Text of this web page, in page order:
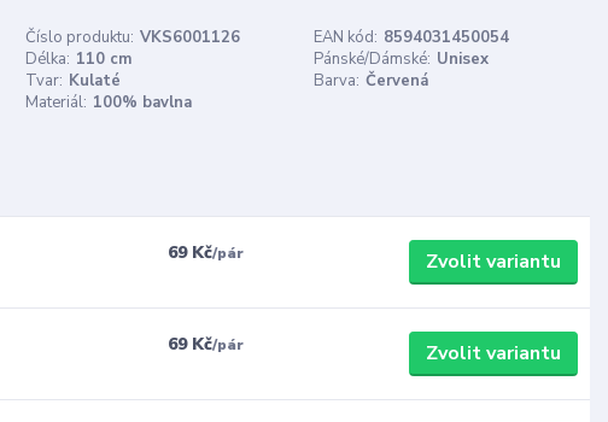
Číslo produktu: VKS6001126 EAN kód: 8594031450054
Délka: 110 cm Pánské/Dámské: Unisex
Tvar: Kulaté Barva: Červená
Materiál: 100% bavlna
69 Kč/pár Zvolit variantu
69 Kč/pár Zvolit variantu